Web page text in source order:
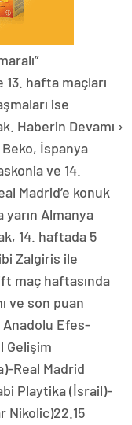
hafta maçları
ise
Haberin Devamı ›
İspanya
ve 14.
Madrid’e konuk
Almanya
14. haftada 5
Zalgiris ile
maç haftasında
ve son puan
Anadolu Efes-
Gelişim
Real Madrid
Playtika (İsrail)-
Nikolic)22.15